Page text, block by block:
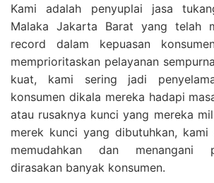
Kami adalah penyuplai jasa
Malaka Jakarta Barat yang telah
record dalam kepuasan
memprioritaskan pelayanan
kuat, kami sering jadi
konsumen dikala mereka hadapi
atau rusaknya kunci yang mereka
merek kunci yang dibutuhkan, kami
memudahkan dan menangani
dirasakan banyak konsumen.